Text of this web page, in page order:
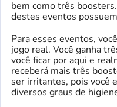
bem como três
destes eventos
Para esses eventos,
jogo real. Você ganha
você ficar por aqui e
receberá mais três
ser irritantes, pois você
diversos graus de